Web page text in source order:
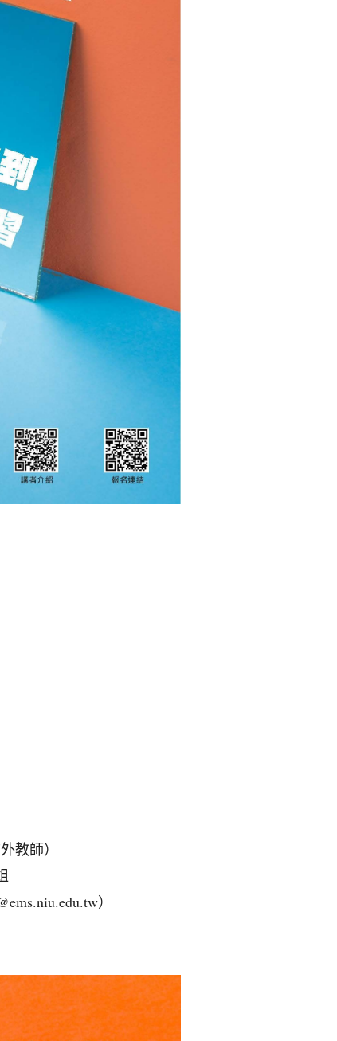
教師）
）